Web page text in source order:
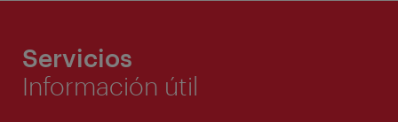
Servicios
Información útil